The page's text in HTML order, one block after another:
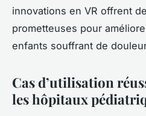
innovations en VR offrent
prometteuses pour
enfants souffrant de
Cas d’utilisation
les hôpitaux